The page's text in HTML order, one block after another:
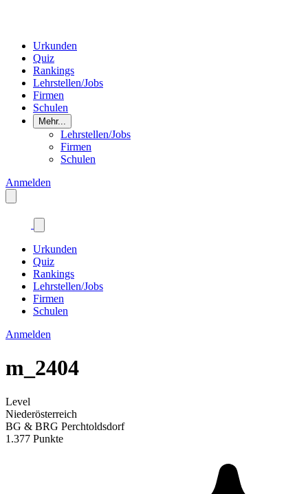
Urkunden
Quiz
Rankings
Lehrstellen/Jobs
Firmen
Schulen
Mehr...
Lehrstellen/Jobs
Firmen
Schulen
Anmelden
Urkunden
Quiz
Rankings
Lehrstellen/Jobs
Firmen
Schulen
Anmelden
m_2404
Level
Niederösterreich
BG & BRG Perchtoldsdorf
1.377 Punkte